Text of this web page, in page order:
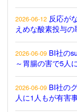
2026-06-12 反応が
えめな酸素投与
2026-06-09 BI社の
～胃腸の害で5人
2026-06-09 BI社の
人に1人もが有害